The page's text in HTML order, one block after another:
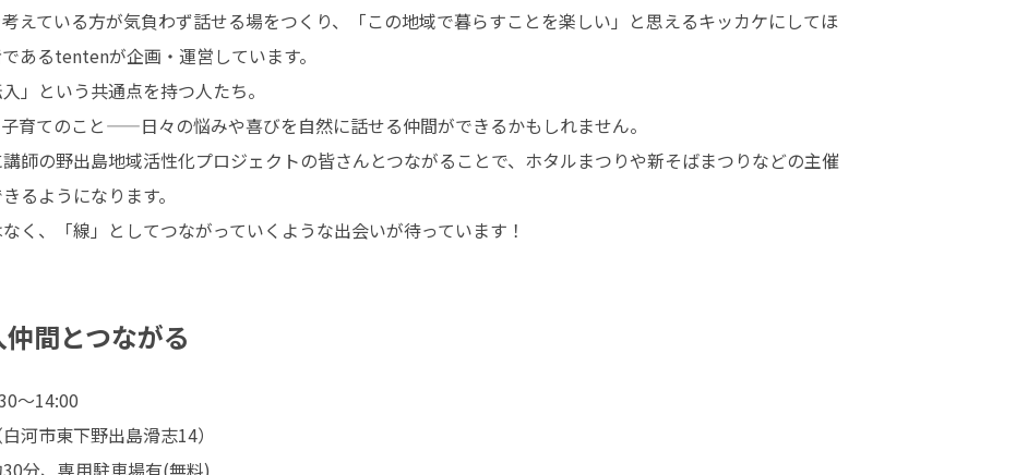
えている方が気負わず話せる場をつくり、「この地域で暮らすことを楽しい」と思えるキッカケにしてほ
るtentenが企画・運営しています。
」という共通点を持つ人たち。
育てのこと——日々の悩みや喜びを自然に話せる仲間ができるかもしれません。
師の野出島地域活性化プロジェクトの皆さんとつながることで、ホタルまつりや新そばまつりなどの主催
るようになります。
く、「線」としてつながっていくような出会いが待っています！
間とつながる
～14:00
河市東下野出島滑志14）
専用駐車場有(無料)